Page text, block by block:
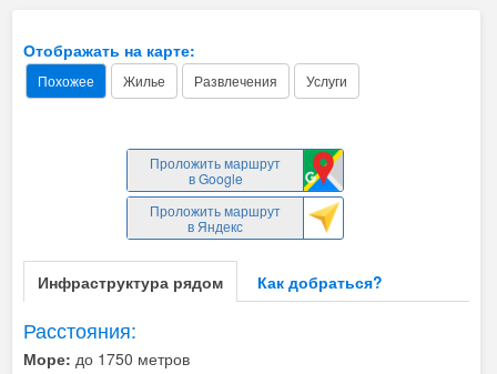
Отображать на карте:
Похожее Жилье Развлечения Услуги
Проложить маршрут
в Google
Проложить маршрут
в Яндекс
Инфраструктура рядом Как добраться?
Расстояния:
Море: до 1750 метров